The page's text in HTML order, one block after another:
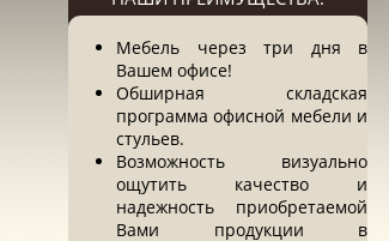
Мебель через три дня в
Вашем офисе!
Обширная складская
программа офисной мебели и
стульев.
Возможность визуально
ощутить качество и
надежность приобретаемой
Вами продукции в